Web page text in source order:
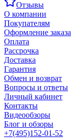
Отзывы
О компании
Покупателям
Оформление заказа
Оплата
Рассрочка
Доставка
Гарантия
Обмен и возврат
Вопросы и ответы
Личный кабинет
Контакты
Видеообзоры
Блог и обзоры
+7(495)152-01-52